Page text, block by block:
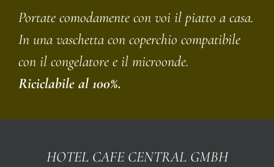
Portate comodamente con voi il piatto a casa.
In una vaschetta con coperchio compatibile
con il congelatore e il microonde.
Riciclabile al 100%.
HOTEL CAFE CENTRAL GMBH